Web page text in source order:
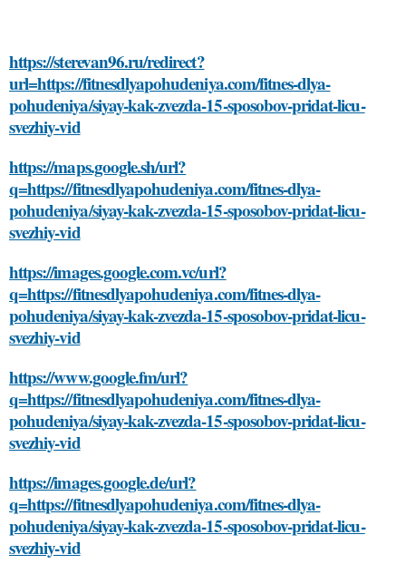
https://sterevan96.ru/redirect?
url=https://fitnesdlyapohudeniya.com/fitnes-dlya-
pohudeniya/siyay-kak-zvezda-15-sposobov-pridat-licu-
svezhiy-vid
https://maps.google.sh/url?
q=https://fitnesdlyapohudeniya.com/fitnes-dlya-
pohudeniya/siyay-kak-zvezda-15-sposobov-pridat-licu-
svezhiy-vid
https://images.google.com.vc/url?
q=https://fitnesdlyapohudeniya.com/fitnes-dlya-
pohudeniya/siyay-kak-zvezda-15-sposobov-pridat-licu-
svezhiy-vid
https://www.google.fm/url?
q=https://fitnesdlyapohudeniya.com/fitnes-dlya-
pohudeniya/siyay-kak-zvezda-15-sposobov-pridat-licu-
svezhiy-vid
https://images.google.de/url?
q=https://fitnesdlyapohudeniya.com/fitnes-dlya-
pohudeniya/siyay-kak-zvezda-15-sposobov-pridat-licu-
svezhiy-vid